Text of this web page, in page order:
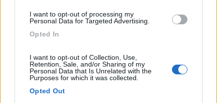
I want to opt-out of processing my
Personal Data for Targeted Advertising.
Opted In
I want to opt-out of Collection, Use,
Retention, Sale, and/or Sharing of my
Personal Data that Is Unrelated with the
Purposes for which it was collected.
Opted Out
Camping Seaside
Servizi / Posizione